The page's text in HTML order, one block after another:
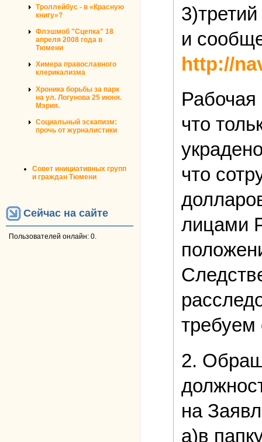
Троллейбус - в «Красную
книгу»?
Флэшмоб "Сцепка" 18
апреля 2008 года в
Тюмени
Химера православного
клерикализма
Хроника борьбы за парк
на ул. Логунова 25 июня.
Мэрия.
Социальный эскапизм:
прочь от журналистики
Совет инициативных групп
и граждан Тюмени
Сейчас на сайте
Пользователей онлайн: 0.
и
http://
Рабочая
что
что
лицами
требуем
2.
на
а)в